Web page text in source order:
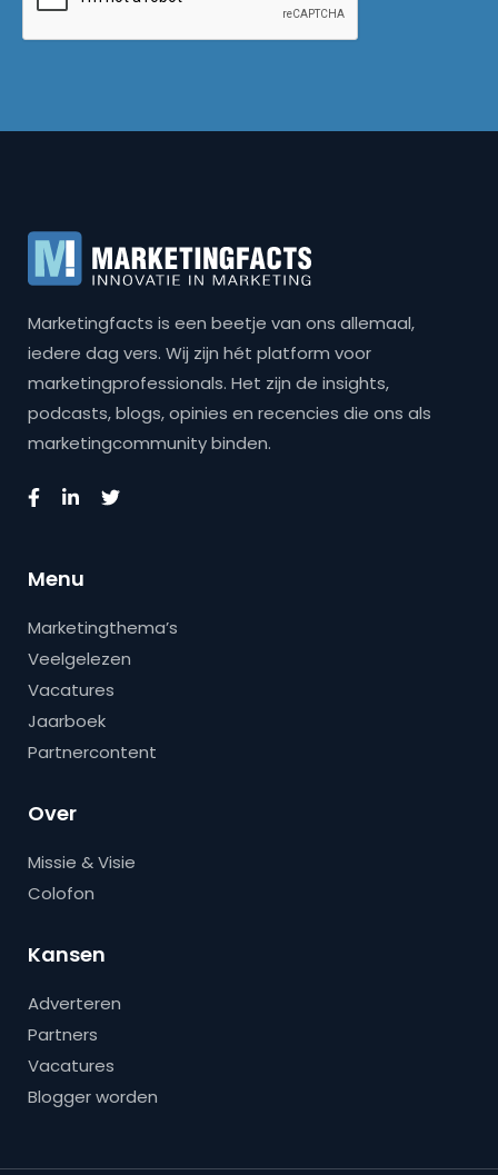
Marketingfacts is een beetje van ons allemaal,
iedere dag vers. Wij zijn hét platform voor
marketingprofessionals. Het zijn de insights,
podcasts, blogs, opinies en recencies die ons als
marketingcommunity binden.
Menu
Marketingthema’s
Veelgelezen
Vacatures
Jaarboek
Partnercontent
Over
Missie & Visie
Colofon
Kansen
Adverteren
Partners
Vacatures
Blogger worden